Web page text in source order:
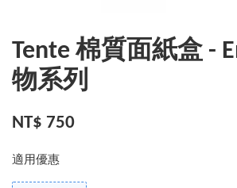
Tente 棉質面紙盒 -
物系列
NT$ 750
適用優惠